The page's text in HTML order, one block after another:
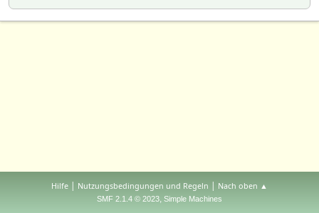
Hilfe | Nutzungsbedingungen und Regeln | Nach oben ▲
SMF 2.1.4 © 2023, Simple Machines